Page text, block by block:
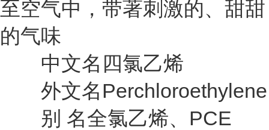
至空气中，带著刺激的、甜甜
的气味
中文名四氯乙烯
外文名Perchloroethylene
别 名全氯乙烯、PCE